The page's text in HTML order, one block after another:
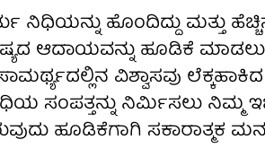
ನಿಧಿಯನ್ನು ಹೊಂದಿದ್ದು ಮತ್ತು
ಆದಾಯವನ್ನು ಹೂಡಿಕೆ ಮಾಡಲು
ವಿಶ್ವಾಸವು
ಸಂಪತ್ತನ್ನು ನಿರ್ಮಿಸಲು ನಿಮ್ಮ
ಹೂಡಿಕೆಗಾಗಿ ಸಕಾರಾತ್ಮಕ